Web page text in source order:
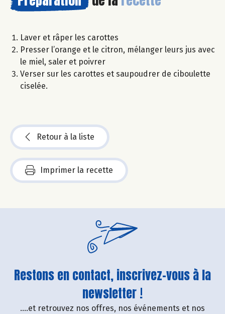
Laver et râper les carottes
Presser l’orange et le citron, mélanger leurs jus avec
le miel, saler et poivrer
Verser sur les carottes et saupoudrer de ciboulette
ciselée.
Retour à la liste
Imprimer la recette
Restons en contact, inscrivez-vous à la
newsletter !
....et retrouvez nos offres, nos événements et nos